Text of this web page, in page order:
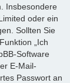
Insbesondere
oder ein
Sollten Sie
„Ich
Software
E-Mail-
Passwort an